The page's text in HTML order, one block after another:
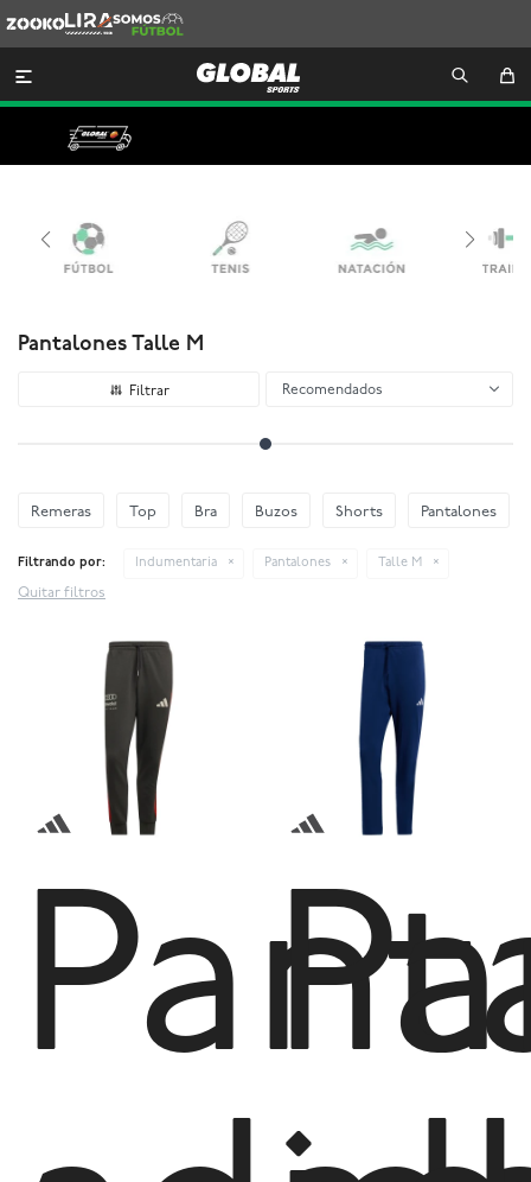
Lira
Somos
Futbol

Pantalones Talle M
Recomendados
Remeras Top Bra Buzos Shorts Pantalones
Filtrando por: Indumentaria Pantalones Talle M
Quitar filtros